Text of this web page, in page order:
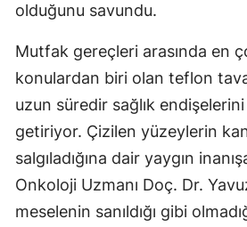
olduğunu savundu.
Mutfak gereçleri arasında en
konulardan biri olan teflon
uzun süredir sağlık
getiriyor. Çizilen yüzeylerin
salgıladığına dair yaygın
Onkoloji Uzmanı Doç. Dr.
meselenin sanıldığı gibi